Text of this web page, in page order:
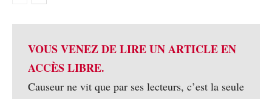
VOUS VENEZ DE LIRE UN ARTICLE EN
ACCÈS LIBRE.
Causeur ne vit que par ses lecteurs, c’est la seule